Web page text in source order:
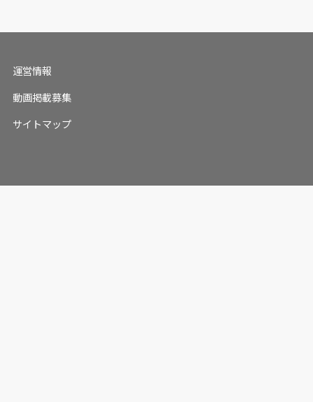
運営情報
動画掲載募集
サイトマップ